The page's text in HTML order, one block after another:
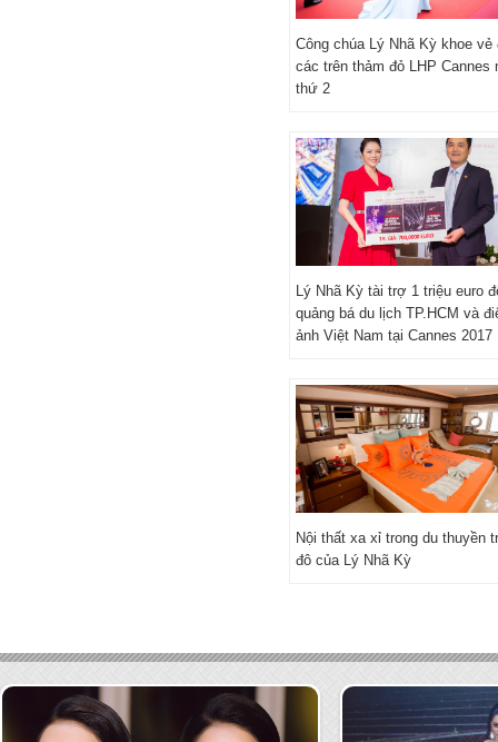
Công chúa Lý Nhã Kỳ khoe vẻ
các trên thảm đỏ LHP Cannes
thứ 2
Lý Nhã Kỳ tài trợ 1 triệu euro
quảng bá du lịch TP.HCM và
ảnh Việt Nam tại Cannes 2017
Nội thất xa xỉ trong du thuyền
đô của Lý Nhã Kỳ